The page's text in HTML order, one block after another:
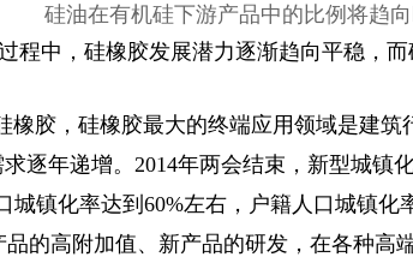
硅油在有机硅下游产品中的比例将趋向
中，硅橡胶发展潜力逐渐趋向平稳，
胶，硅橡胶最大的终端应用领域是建筑
逐年递增。2014年两会结束，新型城镇
镇化率达到60%左右，户籍人口城镇化
的高附加值、新产品的研发，在各种高